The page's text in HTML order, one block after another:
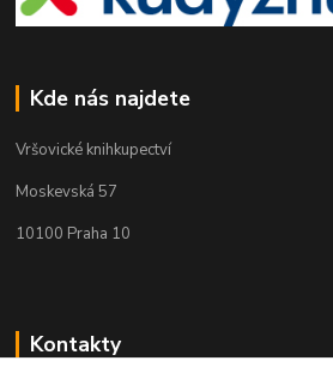
Kde nás najdete
Vršovické knihkupectví
Moskevská 57
10100 Praha 10
Kontakty